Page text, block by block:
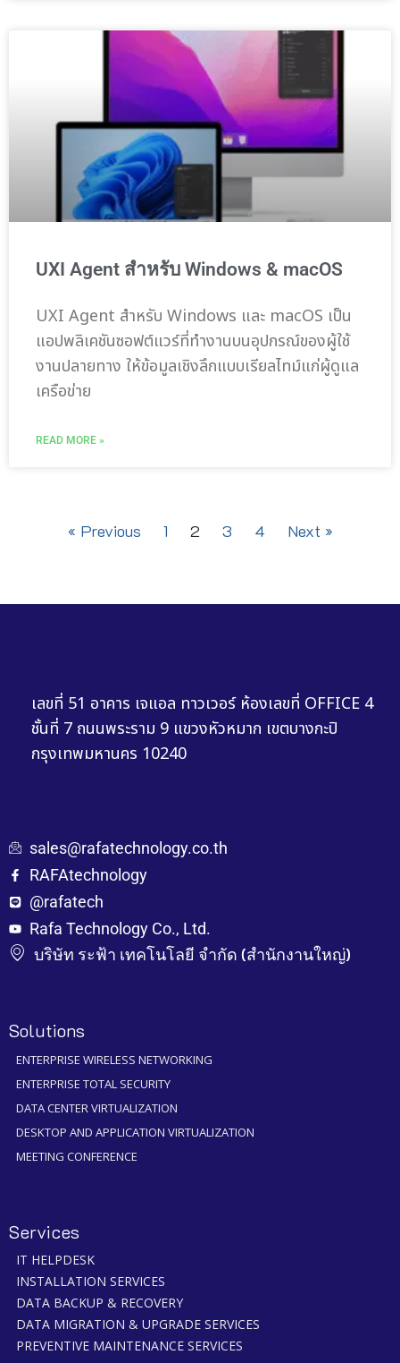
UXI Agent สำหรับ Windows & macOS
UXI Agent สำหรับ Windows และ macOS เป็น
แอปพลิเคชันซอฟต์แวร์ที่ทำงานบนอุปกรณ์ของผู้ใช้
งานปลายทาง ให้ข้อมูลเชิงลึกแบบเรียลไทม์แก่ผู้ดูแล
เครือข่าย
READ MORE »
« Previous 1 2 3 4 Next »
เลขที่ 51 อาคาร เจแอล ทาวเวอร์ ห้องเลขที่ OFFICE 4
ชั้นที่ 7 ถนนพระราม 9 แขวงหัวหมาก เขตบางกะปิ
กรุงเทพมหานคร 10240
sales@rafatechnology.co.th
RAFAtechnology
@rafatech
Rafa Technology Co., Ltd.
บริษัท ระฟ้า เทคโนโลยี จำกัด (สำนักงานใหญ่)
Solutions
ENTERPRISE WIRELESS NETWORKING
ENTERPRISE TOTAL SECURITY
DATA CENTER VIRTUALIZATION
DESKTOP AND APPLICATION VIRTUALIZATION
MEETING CONFERENCE
Services
IT HELPDESK
INSTALLATION SERVICES
DATA BACKUP & RECOVERY
DATA MIGRATION & UPGRADE SERVICES
PREVENTIVE MAINTENANCE SERVICES